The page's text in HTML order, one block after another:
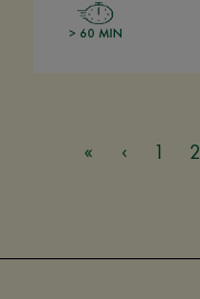
> 60 MIN
1 2